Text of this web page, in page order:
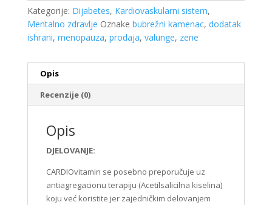
Kategorije: Dijabetes, Kardiovaskularni sistem,
Mentalno zdravlje Oznake bubrežni kamenac, dodatak
ishrani, menopauza, prodaja, valunge, zene
Opis
Recenzije (0)
Opis
DJELOVANJE:
CARDIOvitamin se posebno preporučuje uz
antiagregacionu terapiju (Acetilsalicilna kiselina)
koju već koristite jer zajedničkim delovanjem